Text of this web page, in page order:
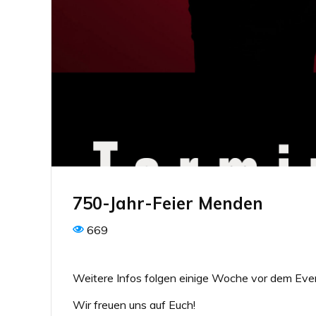
750-Jahr-Feier Menden
669
Weitere Infos folgen einige Woche vor dem
Wir freuen uns auf Euch!